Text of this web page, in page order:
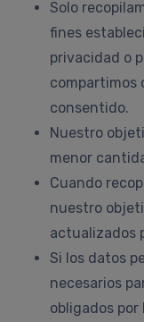
Solo
fines
privacidad o
compartimos
consentido.
Nuestro
menor
Cuando
nuestro
actualizados
Si los datos
necesarios
obligados por